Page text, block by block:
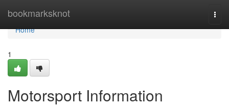
bookmarksknot
Home
Home
1
Motorsport Information